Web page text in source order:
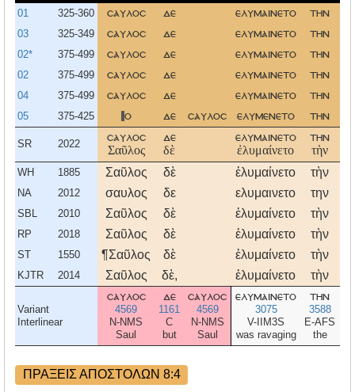
01 325-360 σαυλοσ δε ελυμαινετο την
03 325-349 σαυλοσ δε ελυμαινετο την
02* 375-499 σαυλοσ δε ελυμαινετο την
02 375-499 σαυλοσ δε ελυμαινετο την
04 375-499 σαυλοσ δε ελυμαινετο την
05 375-425 ο δε σαυλοσ ελυμενετο την
SR 2022
σαυλοσ
Σαῦλος
δε
δὲ
ελυμαινετο
ἐλυμαίνετο
την
τὴν
WH 1885 Σαῦλος δὲ ἐλυμαίνετο τὴν
NA 2012 σαυλος δε ελυμαινετο την
SBL 2010 Σαῦλος δὲ ἐλυμαίνετο τὴν
RP 2018 Σαῦλος δὲ ἐλυμαίνετο τὴν
ST 1550 ¶Σαῦλος δὲ ἐλυμαίνετο τὴν
KJTR 2014 Σαῦλος δὲ, ἐλυμαίνετο τὴν
Variant
Interlinear
σαυλοσ
4569
N-NMS
Saul
δε
1161
C
but
σαυλοσ
4569
N-NMS
Saul
ελυμαινετο
3075
V-IIM3S
was ravaging
την
3588
E-AFS
the
ΠΡΑΞΕΙΣ ΑΠΟΣΤΟΛΩΝ 8:4